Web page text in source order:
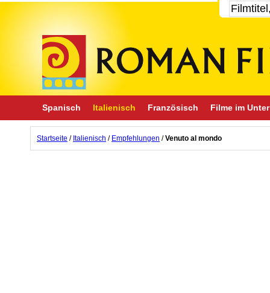
Spanisch Italienisch Französisch Filme im
Startseite / Italienisch / Empfehlungen /Venuto al mondo